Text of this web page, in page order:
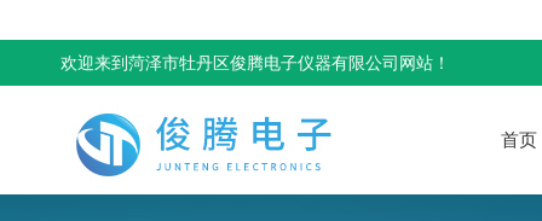
欢迎来到菏泽市牡丹区俊腾电子仪器有限公司网站！
首页